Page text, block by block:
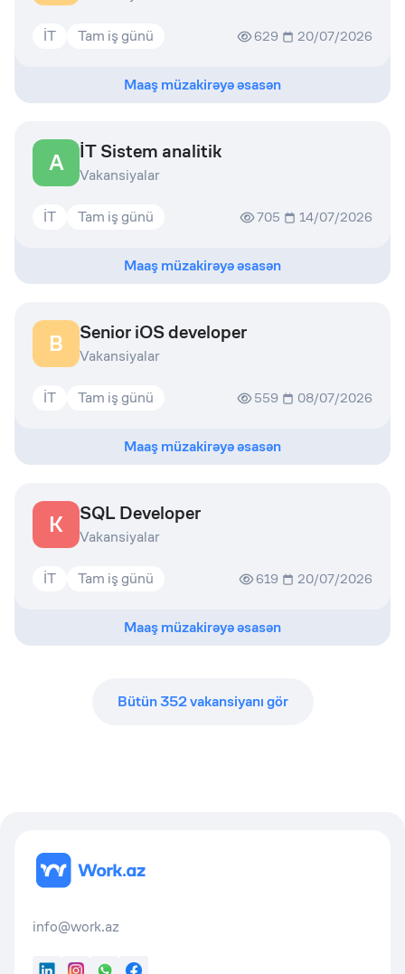
İT Tam iş günü 629 20/07/2026
Maaş müzakirəyə əsasən
A İT Sistem analitik
Vakansiyalar
İT Tam iş günü 705 14/07/2026
Maaş müzakirəyə əsasən
B Senior iOS developer
Vakansiyalar
İT Tam iş günü 559 08/07/2026
Maaş müzakirəyə əsasən
K SQL Developer
Vakansiyalar
İT Tam iş günü 619 20/07/2026
Maaş müzakirəyə əsasən
Bütün352vakansiyanı gör
info@work.az